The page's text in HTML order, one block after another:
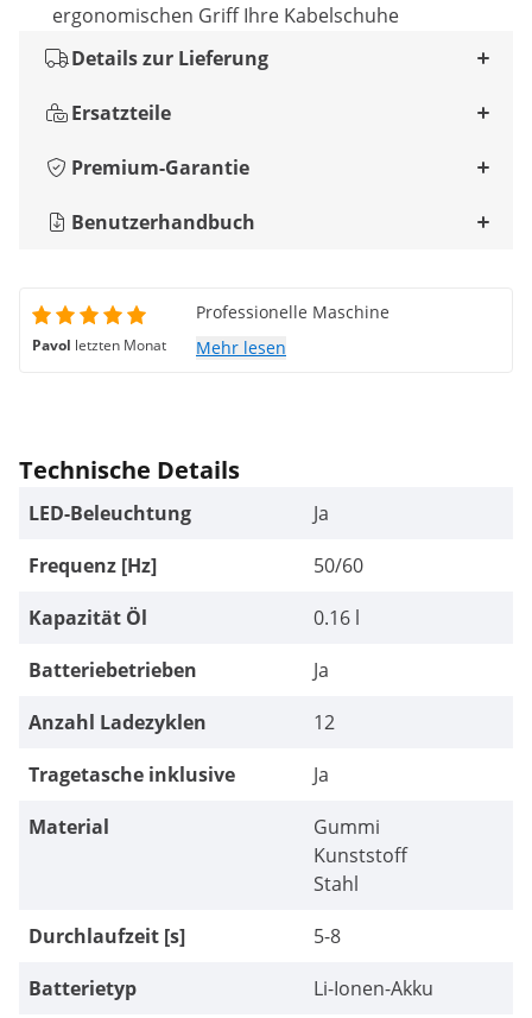
ergonomischen Griff Ihre Kabelschuhe
Details zur Lieferung
Ersatzteile
Premium-Garantie
Benutzerhandbuch
Pavol letzten Monat
Professionelle Maschine
Mehr lesen
Technische Details
LED-Beleuchtung
Ja
Frequenz [Hz]
50/60
Kapazität Öl
0.16 l
Batteriebetrieben
Ja
Anzahl Ladezyklen
12
Tragetasche inklusive
Ja
Material
Gummi
Kunststoff
Stahl
Durchlaufzeit [s]
5-8
Batterietyp
Li-Ionen-Akku